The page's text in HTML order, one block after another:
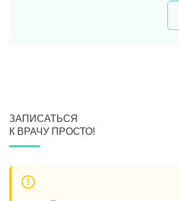
ЗАПИСАТЬСЯ
К ВРАЧУ ПРОСТО!